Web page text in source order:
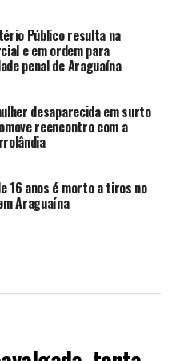
Público resulta na
e em ordem para
penal de Araguaína
desaparecida em surto
reencontro com a
16 anos é morto a tiros no
Araguaína